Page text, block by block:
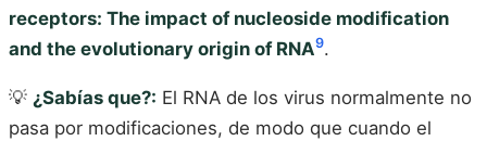
receptors: The impact of nucleoside modification
and the evolutionary origin of RNA9.
💡 ¿Sabías que?: El RNA de los virus normalmente no
pasa por modificaciones, de modo que cuando el